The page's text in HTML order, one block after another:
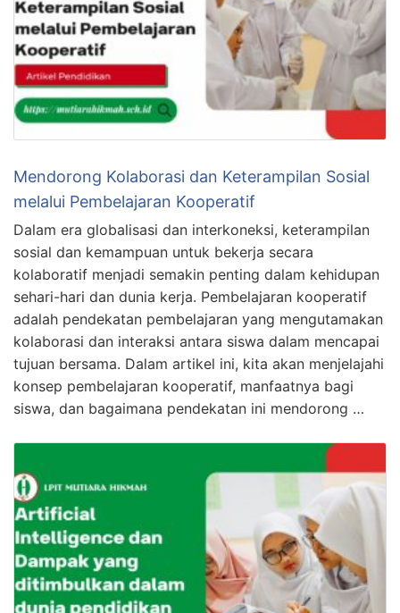
Mendorong Kolaborasi dan Keterampilan Sosial
melalui Pembelajaran Kooperatif
Dalam era globalisasi dan interkoneksi, keterampilan
sosial dan kemampuan untuk bekerja secara
kolaboratif menjadi semakin penting dalam kehidupan
sehari-hari dan dunia kerja. Pembelajaran kooperatif
adalah pendekatan pembelajaran yang mengutamakan
kolaborasi dan interaksi antara siswa dalam mencapai
tujuan bersama. Dalam artikel ini, kita akan menjelajahi
konsep pembelajaran kooperatif, manfaatnya bagi
siswa, dan bagaimana pendekatan ini mendorong …